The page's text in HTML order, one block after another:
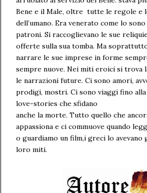
Bene e il Male, oltre tutte le regole e
dell’umano. Era venerato come lo
patroni. Si raccoglievano le sue
offerte sulla sua tomba. Ma
narrare le sue imprese in forme
sempre nuove. Nei miti eroici si trova
le narrazioni future. Ci sono amori,
prodigi, mostri. Ci sono viaggi fino
love-stories che sfidano
anche la morte. Tutto quello che
appassiona e ci commuove quando
o guardiamo un film,i greci lo avevano
loro miti.